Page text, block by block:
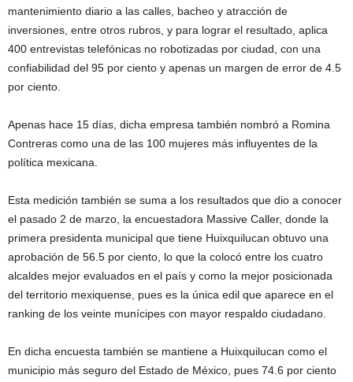
mantenimiento diario a las calles, bacheo y atracción de
inversiones, entre otros rubros, y para lograr el resultado, aplica
400 entrevistas telefónicas no robotizadas por ciudad, con una
confiabilidad del 95 por ciento y apenas un margen de error de 4.5
por ciento.
Apenas hace 15 días, dicha empresa también nombró a Romina
Contreras como una de las 100 mujeres más influyentes de la
política mexicana.
Esta medición también se suma a los resultados que dio a conocer
el pasado 2 de marzo, la encuestadora Massive Caller, donde la
primera presidenta municipal que tiene Huixquilucan obtuvo una
aprobación de 56.5 por ciento, lo que la colocó entre los cuatro
alcaldes mejor evaluados en el país y como la mejor posicionada
del territorio mexiquense, pues es la única edil que aparece en el
ranking de los veinte munícipes con mayor respaldo ciudadano.
En dicha encuesta también se mantiene a Huixquilucan como el
municipio más seguro del Estado de México, pues 74.6 por ciento